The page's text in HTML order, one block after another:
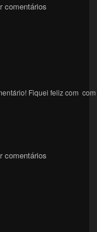
comentários
Fiquei feliz com
comentários